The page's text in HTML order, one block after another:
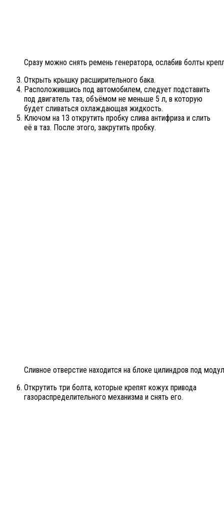
Сразу можно снять ремень генератора, ослабив болты
Открыть крышку расширительного бака.
Расположившись под автомобилем, следует подставить
под двигатель таз, объёмом не меньше 5 л, в которую
будет сливаться охлаждающая жидкость.
Ключом на 13 открутить пробку слива антифриза и слить
её в таз. После этого, закрутить пробку.
Сливное отверстие находится на блоке цилиндров под
Открутить три болта, которые крепят кожух привода
газораспределительного механизма и снять его.